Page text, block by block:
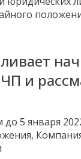
и
5 января